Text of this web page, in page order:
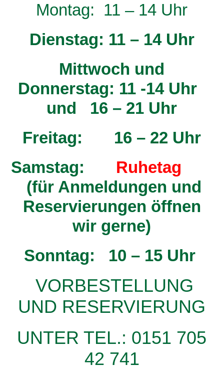
Montag: 11 – 14 Uhr
Dienstag: 11 – 14 Uhr
Mittwoch und
Donnerstag: 11 -14 Uhr
und 16 – 21 Uhr
Freitag: 16 – 22 Uhr
Samstag: Ruhetag
(für Anmeldungen und
Reservierungen öffnen
wir gerne)
Sonntag: 10 – 15 Uhr
VORBESTELLUNG
UND RESERVIERUNG
UNTER TEL.: 0151 705
42 741